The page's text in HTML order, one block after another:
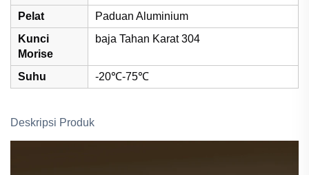
Pelat
Paduan Aluminium
Kunci
Morise
baja Tahan Karat 304
Suhu -20℃-75℃
Deskripsi Produk